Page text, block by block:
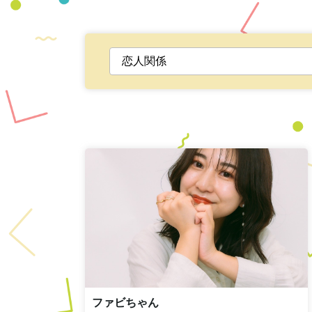
ファビちゃん